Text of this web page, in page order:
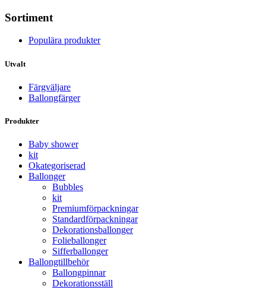
Sortiment
Populära produkter
Utvalt
Färgväljare
Ballongfärger
Produkter
Baby shower
kit
Okategoriserad
Ballonger
Bubbles
kit
Premium­förpackningar
Standard­­förpackningar
Dekorations­ballonger
Folie­­­ballonger
Siffer­­ballonger
Ballong­tillbehör
Ballongpinnar
Dekorationsställ